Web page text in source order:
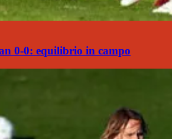
0-0: equilibrio in campo